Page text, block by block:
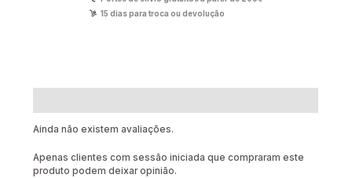
15 dias para troca ou devolução
Ainda não existem avaliações.
Apenas clientes com sessão iniciada que compraram este
produto podem deixar opinião.